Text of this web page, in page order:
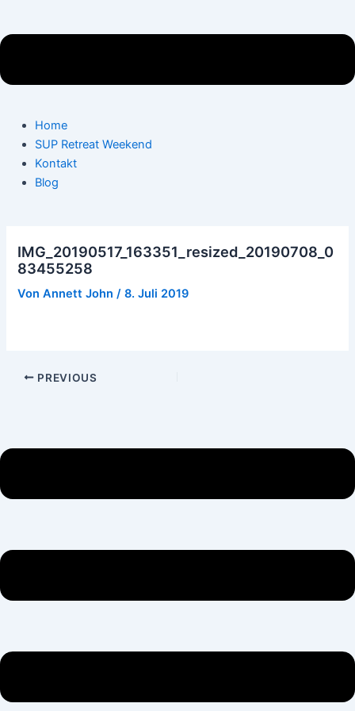
Home
SUP Retreat Weekend
Kontakt
Blog
IMG_20190517_163351_resized_20190708_0
83455258
VonAnnett John/8. Juli 2019
PREVIOUS